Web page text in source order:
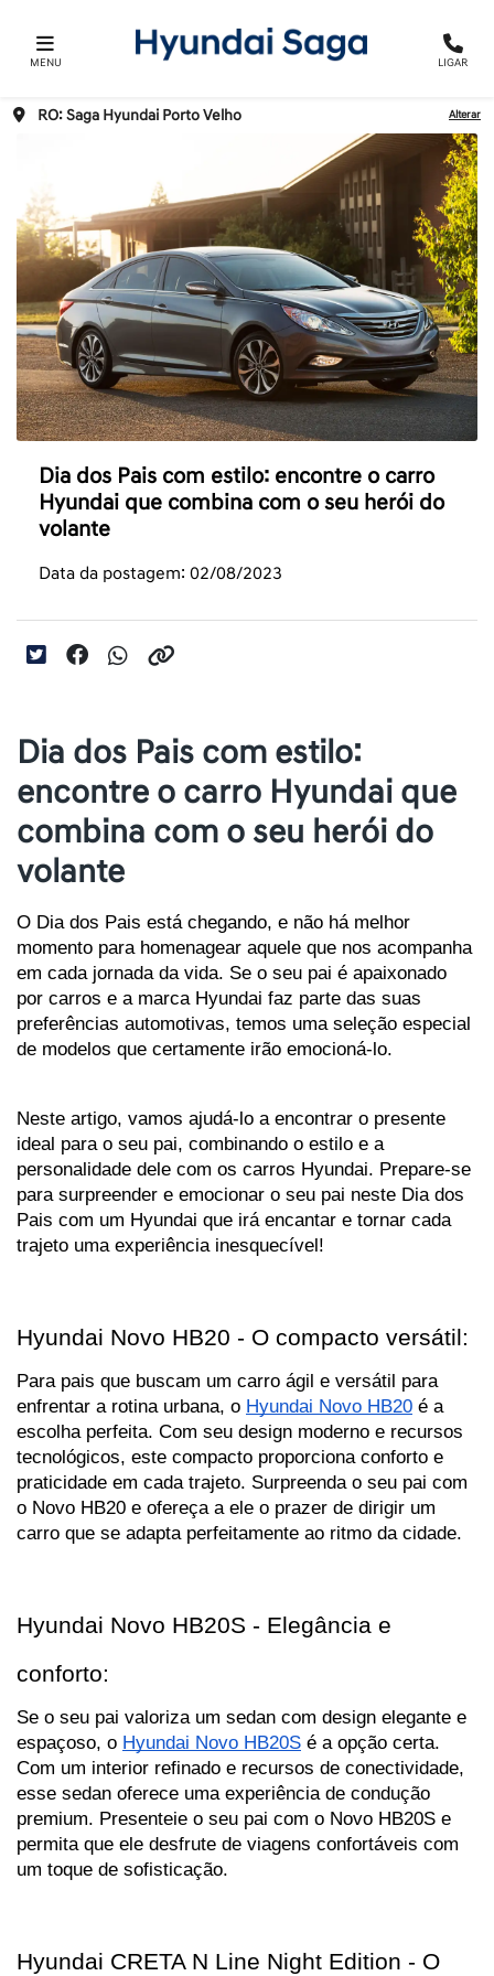
MENU LIGAR
RO: Saga Hyundai Porto Velho Alterar
Dia dos Pais com estilo: encontre o carro
Hyundai que combina com o seu herói do
volante
Data da postagem: 02/08/2023
Dia dos Pais com estilo:
encontre o carro Hyundai que
combina com o seu herói do
volante
O Dia dos Pais está chegando, e não há melhor
momento para homenagear aquele que nos acompanha
em cada jornada da vida. Se o seu pai é apaixonado
por carros e a marca Hyundai faz parte das suas
preferências automotivas, temos uma seleção especial
de modelos que certamente irão emocioná-lo.
Neste artigo, vamos ajudá-lo a encontrar o presente
ideal para o seu pai, combinando o estilo e a
personalidade dele com os carros Hyundai. Prepare-se
para surpreender e emocionar o seu pai neste Dia dos
Pais com um Hyundai que irá encantar e tornar cada
trajeto uma experiência inesquecível!
Hyundai Novo HB20 - O compacto versátil:
Para pais que buscam um carro ágil e versátil para
enfrentar a rotina urbana, o Hyundai Novo HB20 é a
escolha perfeita. Com seu design moderno e recursos
tecnológicos, este compacto proporciona conforto e
praticidade em cada trajeto. Surpreenda o seu pai com
o Novo HB20 e ofereça a ele o prazer de dirigir um
carro que se adapta perfeitamente ao ritmo da cidade.
Hyundai Novo HB20S - Elegância e
conforto:
Se o seu pai valoriza um sedan com design elegante e
espaçoso, o Hyundai Novo HB20S é a opção certa.
Com um interior refinado e recursos de conectividade,
esse sedan oferece uma experiência de condução
premium. Presenteie o seu pai com o Novo HB20S e
permita que ele desfrute de viagens confortáveis com
um toque de sofisticação.
Hyundai CRETA N Line Night Edition - O